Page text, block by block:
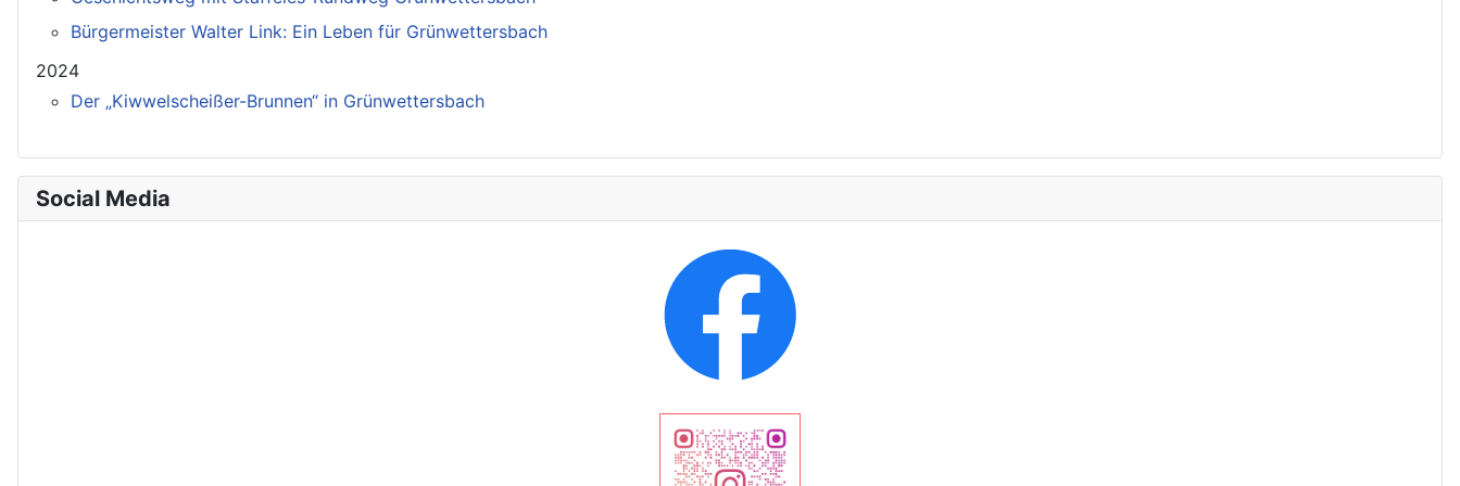
Bürgermeister Walter Link: Ein Leben für Grünwettersbach
2024
Der „Kiwwelscheißer-Brunnen“ in Grünwettersbach
Social Media